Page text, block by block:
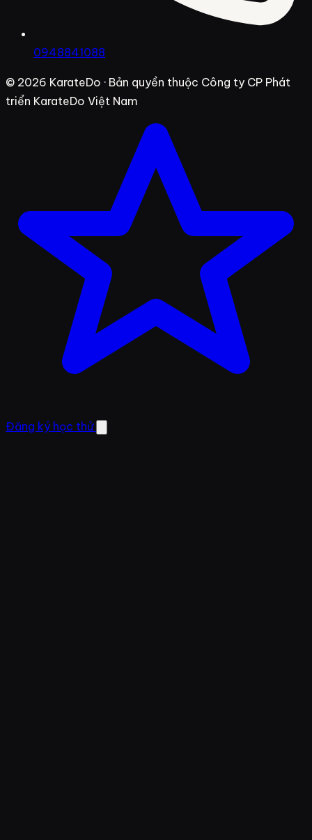
0948841088
© 2026 KarateDo · Bản quyền thuộc Công ty CP Phát
triển KarateDo Việt Nam
Đăng ký học thử